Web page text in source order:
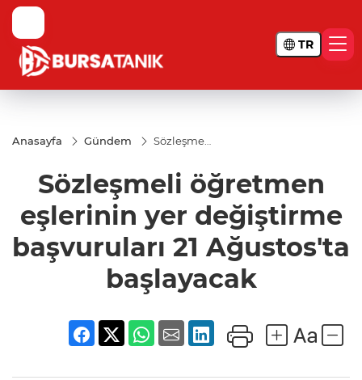
TR
Anasayfa Gündem
Sözleşmeli
yer
değiştirme
başvuruları
21
başlayacak
Sözleşmeli öğretmen
eşlerinin yer değiştirme
başvuruları 21 Ağustos'ta
başlayacak